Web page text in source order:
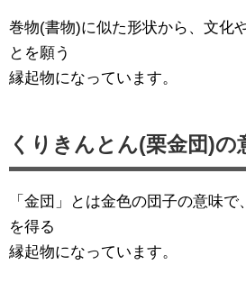
巻物(書物)に似た形状から、文化
とを願う
縁起物になっています。
くりきんとん(栗金団)の
「金団」とは金色の団子の意味
を得る
縁起物になっています。